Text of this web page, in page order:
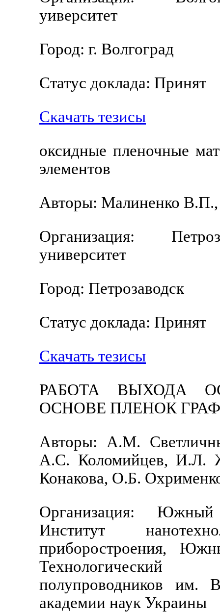
уиверситет
Город: г. Волгоград
Статус доклада: Принят
Скачать тезисы
оксидные пленочные
элементов
Авторы: Малиненко
Организация:
университет
Город: Петрозаводск
Статус доклада: Принят
Скачать тезисы
РАБОТА ВЫХОДА
ОСНОВЕ ПЛЕНОК
Авторы: А.М.
А.С. Коломийцев, И.Л.
Конакова, О.Б.
Организация: Южный
Институт
приборостроения,
Технологический
полупроводников им.
академии наук Украины